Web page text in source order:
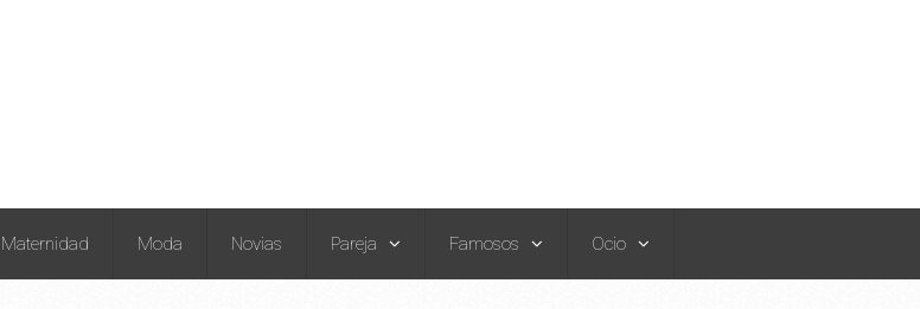
Maternidad Moda Novias Pareja Famosos Ocio